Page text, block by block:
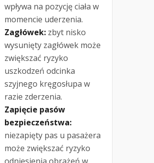
wpływa na pozycję ciała w
momencie uderzenia.
Zagłówek: zbyt nisko
wysunięty zagłówek może
zwiększać ryzyko
uszkodzeń odcinka
szyjnego kręgosłupa w
razie zderzenia.
Zapięcie pasów
bezpieczeństwa:
niezapięty pas u pasażera
może zwiększać ryzyko